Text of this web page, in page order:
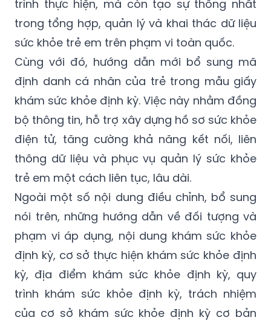
trình thực hiện, mà còn tạo sự thống nhất
trong tổng hợp, quản lý và khai thác dữ liệu
sức khỏe trẻ em trên phạm vi toàn quốc.
Cùng với đó, hướng dẫn mới bổ sung mã
định danh cá nhân của trẻ trong mẫu giấy
khám sức khỏe định kỳ. Việc này nhằm đồng
bộ thông tin, hỗ trợ xây dựng hồ sơ sức khỏe
điện tử, tăng cường khả năng kết nối, liên
thông dữ liệu và phục vụ quản lý sức khỏe
trẻ em một cách liên tục, lâu dài.
Ngoài một số nội dung điều chỉnh, bổ sung
nói trên, những hướng dẫn về đối tượng và
phạm vi áp dụng, nội dung khám sức khỏe
định kỳ, cơ sở thực hiện khám sức khỏe định
kỳ, địa điểm khám sức khỏe định kỳ, quy
trình khám sức khỏe định kỳ, trách nhiệm
của cơ sở khám sức khỏe định kỳ cơ bản